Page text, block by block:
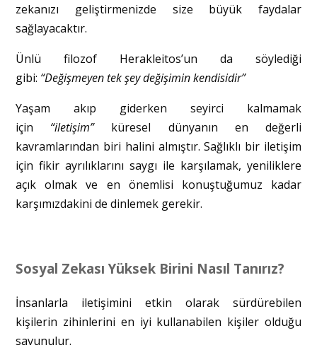
zekanızı geliştirmenizde size büyük faydalar
sağlayacaktır.
Ünlü filozof Herakleitos’un da söylediği
gibi: “Değişmeyen tek şey değişimin kendisidir”
Yaşam akıp giderken seyirci kalmamak
için “iletişim”küresel dünyanın en değerli
kavramlarından biri halini almıştır. Sağlıklı bir iletişim
için fikir ayrılıklarını saygı ile karşılamak, yeniliklere
açık olmak ve en önemlisi konuştuğumuz kadar
karşımızdakini de dinlemek gerekir.
Sosyal Zekası Yüksek Birini Nasıl Tanırız?
İnsanlarla iletişimini etkin olarak sürdürebilen
kişilerin zihinlerini en iyi kullanabilen kişiler olduğu
savunulur.